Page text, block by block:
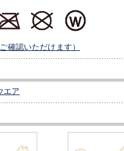
確認いただけます）
エア